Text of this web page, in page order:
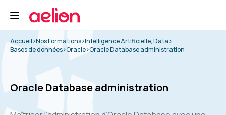
Accueil>Nos Formations>Intelligence Artificielle, Data>
Bases de données>Oracle>Oracle Database administration
Oracle Database administration